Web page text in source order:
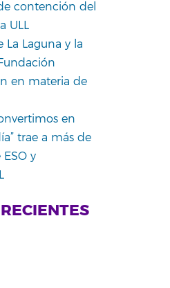
contención del
ULL
Laguna y la
en materia de
en
trae a más de
y